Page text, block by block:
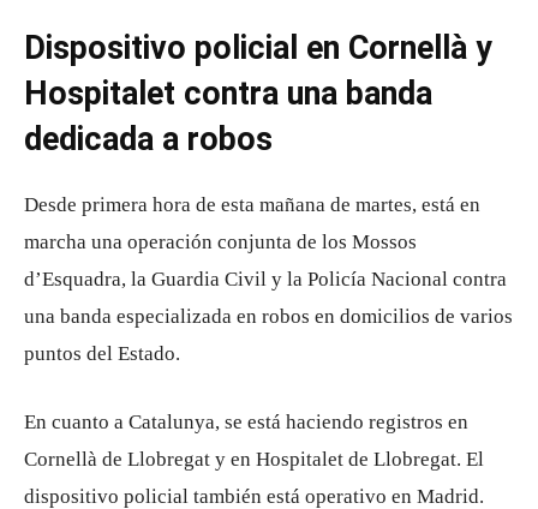
Dispositivo policial en Cornellà y
Hospitalet contra una banda
dedicada a robos
Desde primera hora de esta mañana de martes, está en
marcha una operación conjunta de los Mossos
d’Esquadra, la Guardia Civil y la Policía Nacional contra
una banda especializada en robos en domicilios de varios
puntos del Estado.
En cuanto a Catalunya, se está haciendo registros en
Cornellà de Llobregat y en Hospitalet de Llobregat. El
dispositivo policial también está operativo en Madrid.